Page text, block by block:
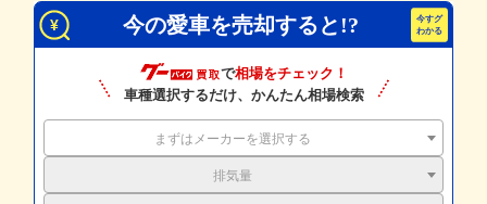
今の愛車を売却すると!?
で相場をチェック！
車種選択するだけ、かんたん相場検索
まずはメーカーを選択する
排気量